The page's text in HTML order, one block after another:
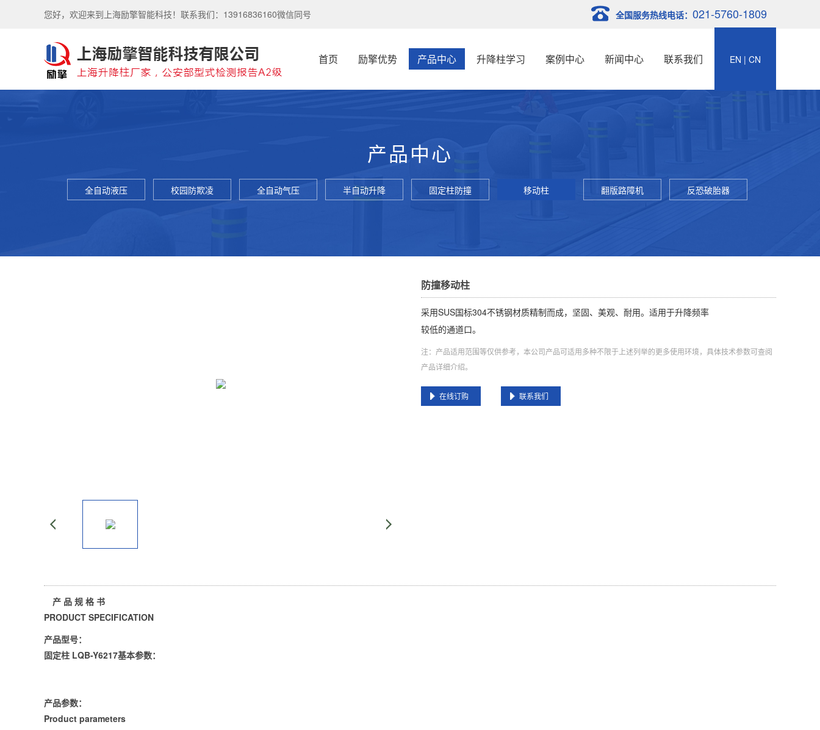
您好，欢迎来到上海励擎智能科技！联系我们：13916836160微信同号 全国服务热线电话： 021-5760-1809
EN | CN
首页 励擎优势 产品中心 升降柱学习 案例中心 新闻中心 联系我们
产品中心
全自动液压
校园防欺凌
全自动气压
半自动升降
固定柱防撞
移动柱 翻版路障机 反恐破胎器
防撞移动柱
采用SUS国标304不锈钢材质精制而成，坚固、美观、耐用。适用于升降频率
较低的通道口。
注：产品适用范围等仅供参考，本公司产品可适用多种不限于上述列举的更多使用环境，具体技术参数可查阅
产品详细介绍。
在线订购 联系我们
产 品 规 格 书
PRODUCT SPECIFICATION
产品型号：
固定柱 LQB-Y6217基本参数：
产品参数：
Product parameters